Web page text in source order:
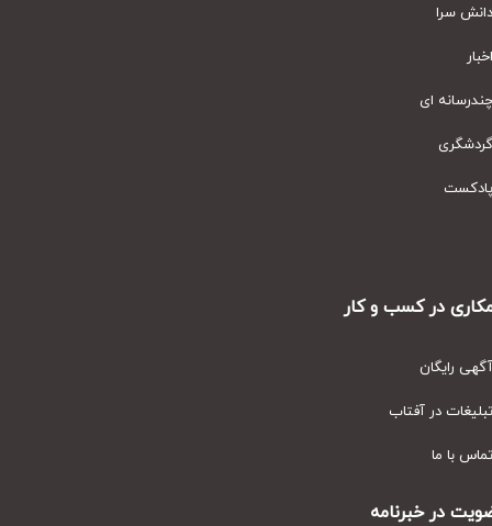
سرا
ای
در کسب و کار
رایگان
در آفتاب
با ما
در خبرنامه